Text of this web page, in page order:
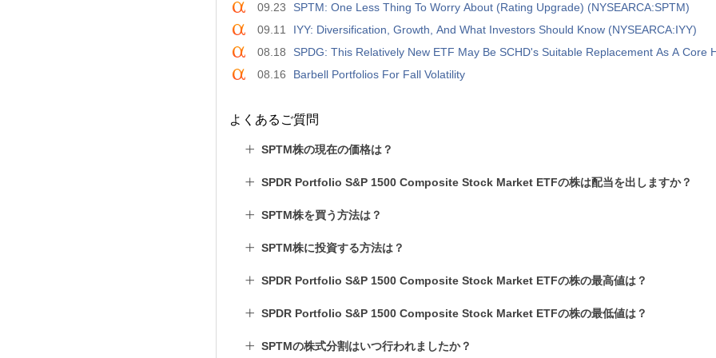
09.23
SPTM: One Less Thing To Worry About (Rating Upgrade) (NYSEARCA:SPTM)
09.11
IYY: Diversification, Growth, And What Investors Should Know (NYSEARCA:IYY)
08.18
SPDG: This Relatively New ETF May Be SCHD's Suitable Replacement As A Core
08.16
Barbell Portfolios For Fall Volatility
よくあるご質問
SPTM株の現在の価格は？
SPDR Portfolio S&P 1500 Composite Stock Market ETFの株は配当を出しますか？
SPTM株を買う方法は？
SPTM株に投資する方法は？
SPDR Portfolio S&P 1500 Composite Stock Market ETFの株の最高値は？
SPDR Portfolio S&P 1500 Composite Stock Market ETFの株の最低値は？
SPTMの株式分割はいつ行われましたか？